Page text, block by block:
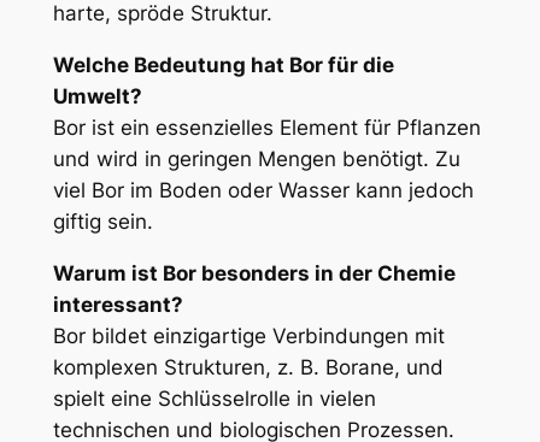
harte, spröde Struktur.
Welche Bedeutung hat Bor für die
Umwelt?
Bor ist ein essenzielles Element für Pflanzen
und wird in geringen Mengen benötigt. Zu
viel Bor im Boden oder Wasser kann jedoch
giftig sein.
Warum ist Bor besonders in der Chemie
interessant?
Bor bildet einzigartige Verbindungen mit
komplexen Strukturen, z. B. Borane, und
spielt eine Schlüsselrolle in vielen
technischen und biologischen Prozessen.